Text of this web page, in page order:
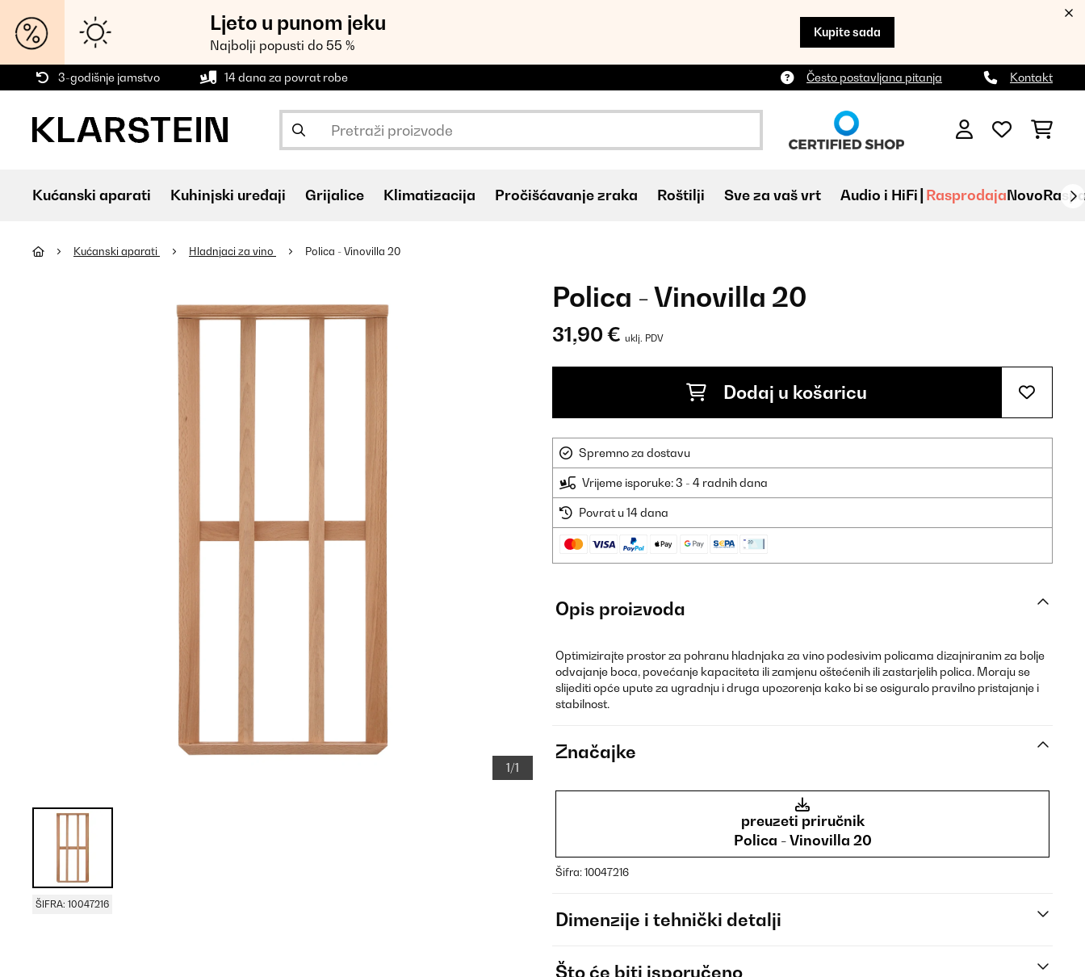
Ljeto u punom jeku
Najbolji popusti do 55 %
Kupite sada
3-godišnje jamstvo 14 dana za povrat robe Često postavljana pitanja Kontakt
Kućanski aparati Kuhinjski uređaji Grijalice Klimatizacija Pročišćavanje zraka Roštilji Sve za vaš vrt Audio i HiFi RasprodajaNovo
Kućanski aparati Hladnjaci za vino Polica - Vinovilla 20
1/1
ŠIFRA: 10047216
Polica - Vinovilla 20
31,90 € uklj. PDV
Dodaj u košaricu
Spremno za dostavu
Vrijeme isporuke: 3 - 4 radnih dana
Povrat u 14 dana
Opis proizvoda
Optimizirajte prostor za pohranu hladnjaka za vino podesivim policama dizajniranim za bolje
odvajanje boca, povećanje kapaciteta ili zamjenu oštećenih ili zastarjelih polica. Moraju se
slijediti opće upute za ugradnju i druga upozorenja kako bi se osiguralo pravilno pristajanje i
stabilnost.
Značajke
preuzeti priručnik
Polica - Vinovilla 20
Šifra: 10047216
Dimenzije i tehnički detalji
Što će biti isporučeno